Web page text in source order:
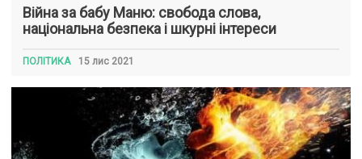
Війна за бабу Маню: свобода слова,
національна безпека і шкурні інтереси
ПОЛІТИКА 15 лис 2021